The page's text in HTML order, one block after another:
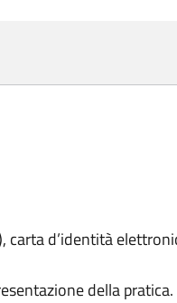
d’identità
della pratica.